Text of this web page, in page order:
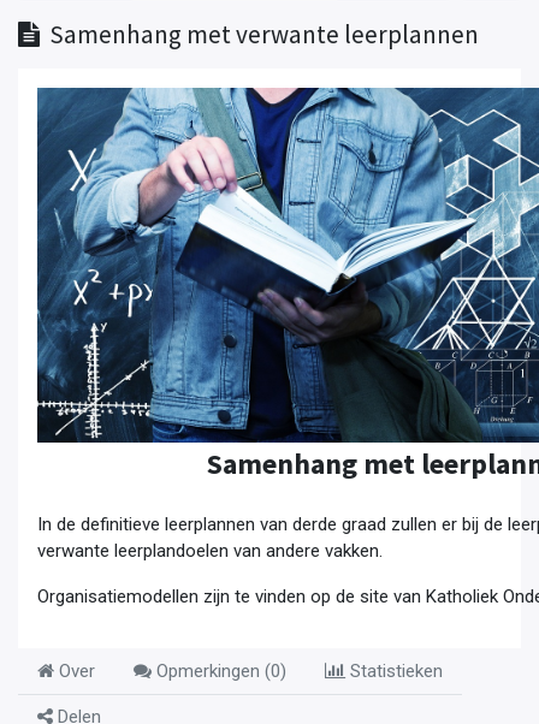
Samenhang met verwante leerplannen
Samenhang met
In de definitieve leerplannen van derde graad zullen er bij de
verwante leerplandoelen van andere vakken.
Organisatiemodellen zijn te vinden op de site van Katholiek
Over Opmerkingen (0) Statistieken
Delen